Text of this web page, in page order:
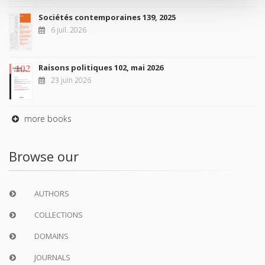
Sociétés contemporaines 139, 2025
6 juil. 2026
Raisons politiques 102, mai 2026
23 juin 2026
more books
Browse our
AUTHORS
COLLECTIONS
DOMAINS
JOURNALS